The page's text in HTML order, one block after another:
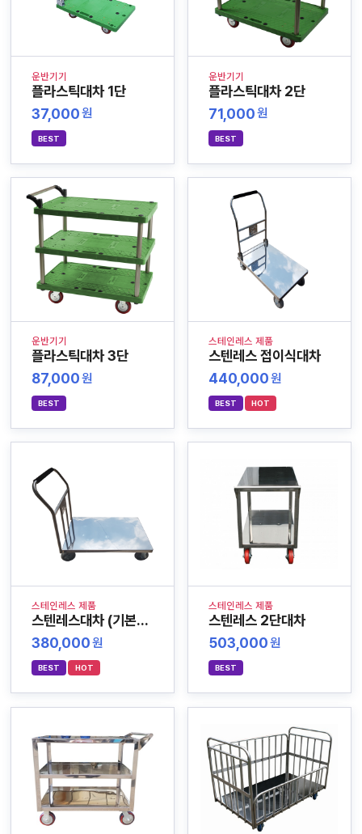
운반기기
플라스틱대차 1단
37,000원
BEST
운반기기
플라스틱대차 2단
71,000원
BEST
운반기기
플라스틱대차 3단
87,000원
BEST
스테인레스 제품
스텐레스 접이식대차
440,000원
BEST HOT
스테인레스 제품
스텐레스대차 (기본형)
380,000원
BEST HOT
스테인레스 제품
스텐레스 2단대차
503,000원
BEST